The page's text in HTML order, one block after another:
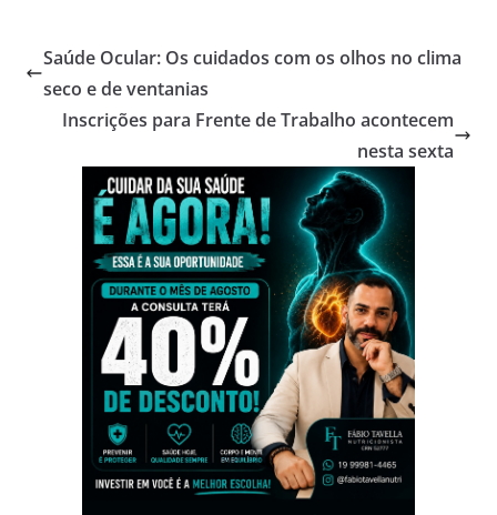
Saúde Ocular: Os cuidados com os olhos no clima
seco e de ventanias
Inscrições para Frente de Trabalho acontecem
nesta sexta